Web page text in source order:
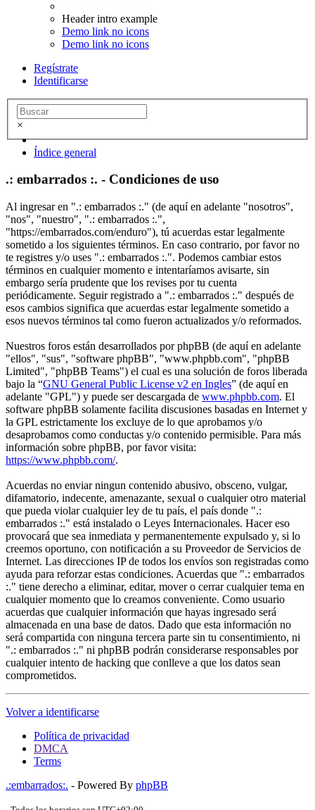
Header intro example
Demo link no icons
Demo link no icons
Regístrate
Identificarse
×
Índice general
.: embarrados :. - Condiciones de uso
Al ingresar en ".: embarrados :." (de aquí en adelante "nosotros",
"nos", "nuestro", ".: embarrados :.",
"https://embarrados.com/enduro"), tú acuerdas estar legalmente
sometido a los siguientes términos. En caso contrario, por favor no
te registres y/o uses ".: embarrados :.". Podemos cambiar estos
términos en cualquier momento e intentaríamos avisarte, sin
embargo sería prudente que los revises por tu cuenta
periódicamente. Seguir registrado a ".: embarrados :." después de
esos cambios significa que acuerdas estar legalmente sometido a
esos nuevos términos tal como fueron actualizados y/o reformados.
Nuestros foros están desarrollados por phpBB (de aquí en adelante
"ellos", "sus", "software phpBB", "www.phpbb.com", "phpBB
Limited", "phpBB Teams") el cual es una solución de foros liberada
bajo la “GNU General Public License v2 en Ingles” (de aquí en
adelante "GPL") y puede ser descargada de www.phpbb.com. El
software phpBB solamente facilita discusiones basadas en Internet y
la GPL estrictamente los excluye de lo que aprobamos y/o
desaprobamos como conductas y/o contenido permisible. Para más
información sobre phpBB, por favor visita:
https://www.phpbb.com/.
Acuerdas no enviar ningun contenido abusivo, obsceno, vulgar,
difamatorio, indecente, amenazante, sexual o cualquier otro material
que pueda violar cualquier ley de tu país, el país donde ".:
embarrados :." está instalado o Leyes Internacionales. Hacer eso
provocará que sea inmediata y permanentemente expulsado y, si lo
creemos oportuno, con notificación a su Proveedor de Servicios de
Internet. Las direcciones IP de todos los envíos son registradas como
ayuda para reforzar estas condiciones. Acuerdas que ".: embarrados
:." tiene derecho a eliminar, editar, mover o cerrar cualquier tema en
cualquier momento que lo creamos conveniente. Como usuario
acuerdas que cualquier información que hayas ingresado será
almacenada en una base de datos. Dado que esta información no
será compartida con ninguna tercera parte sin tu consentimiento, ni
".: embarrados :." ni phpBB podrán considerarse responsables por
cualquier intento de hacking que conlleve a que los datos sean
comprometidos.
Volver a identificarse
Política de privacidad
DMCA
Terms
.:embarrados:. - Powered By phpBB